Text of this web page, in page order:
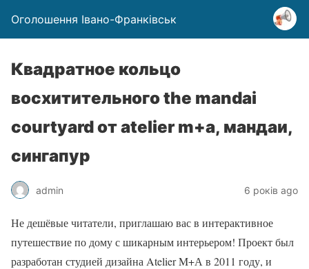
Оголошення Івано-Франківськ
Квадратное кольцо
восхитительного the mandai
courtyard от atelier m+а, мандаи,
сингапур
admin 6 років ago
Не дешёвые читатели, приглашаю вас в интерактивное
путешествие по дому с шикарным интерьером! Проект был
разработан студией дизайна Atelier M+А в 2011 году, и